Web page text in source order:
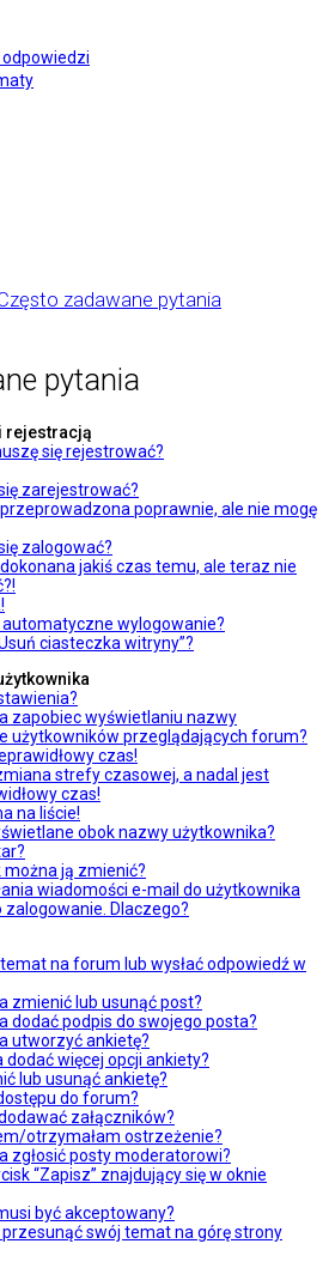
zadawane pytania
pytania
rejestracją
się rejestrować?
zarejestrować?
poprawnie, ale nie mogę
zalogować?
jakiś czas temu, ale teraz nie
automatyczne wylogowanie?
ciasteczka witryny”?
zapobiec wyświetlaniu nazwy
użytkowników przeglądających forum?
czas!
strefy czasowej, a nadal jest
czas!
na liście!
obok nazwy użytkownika?
można ją zmienić?
wiadomości e-mail do użytkownika
Dlaczego?
na forum lub wysłać odpowiedź w
zmienić lub usunąć post?
dodać podpis do swojego posta?
utworzyć ankietę?
dodać więcej opcji ankiety?
lub usunąć ankietę?
do forum?
załączników?
otrzymałam ostrzeżenie?
zgłosić posty moderatorowi?
“Zapisz” znajdujący się w oknie
być akceptowany?
przesunąć swój temat na górę strony